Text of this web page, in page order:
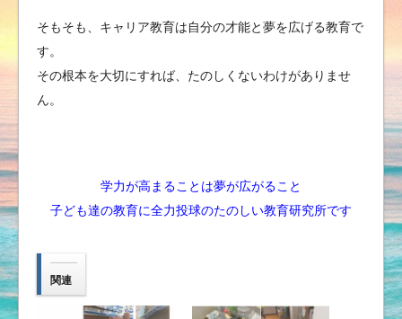
そもそも、キャリア教育は自分の才能と夢を広げる教育で
す。
その根本を大切にすれば、たのしくないわけがありませ
ん。
学力が高まることは夢が広がること
子ども達の教育に全力投球のたのしい教育研究所です
関連